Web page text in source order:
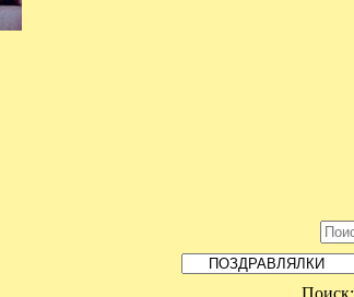
Поиск: